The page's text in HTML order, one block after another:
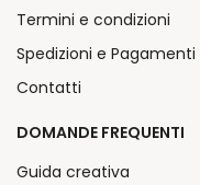
Termini e condizioni
Spedizioni e Pagamenti
Contatti
DOMANDE FREQUENTI
Guida creativa